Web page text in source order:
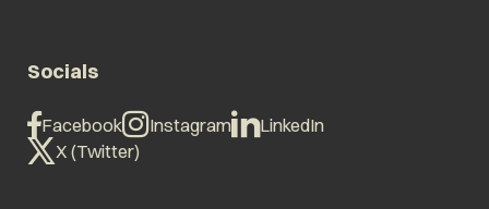
Socials
Facebook Instagram
LinkedIn
X (Twitter)